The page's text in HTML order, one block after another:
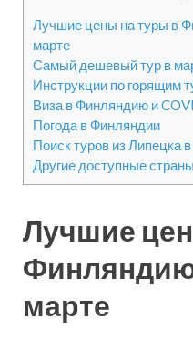
Лучшие цены на туры в
марте
Самый дешевый тур в
Инструкции по горящим
Виза в Финляндию и
Погода в Финляндии
Поиск туров из Липецка
Другие доступные
Лучшие
Финляндию
марте